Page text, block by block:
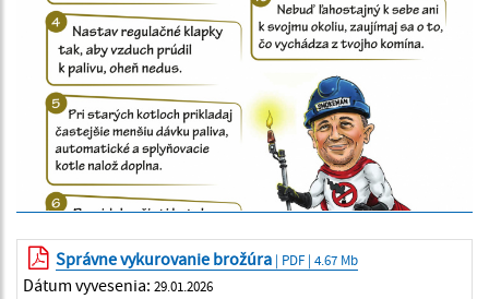
Správne vykurovanie brožúra | PDF | 4.67 Mb
Dátum vyvesenia: 29.01.2026